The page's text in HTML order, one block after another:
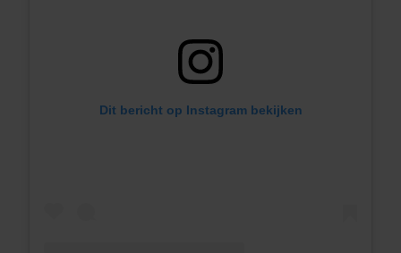
Dit bericht op Instagram bekijken